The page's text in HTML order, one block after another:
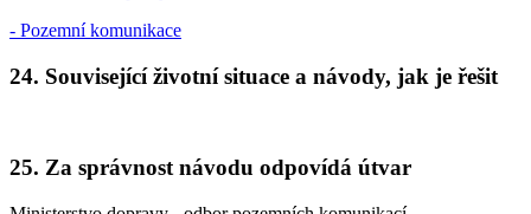
- Pozemní komunikace
24. Související životní situace a návody, jak je řešit
25. Za správnost návodu odpovídá útvar